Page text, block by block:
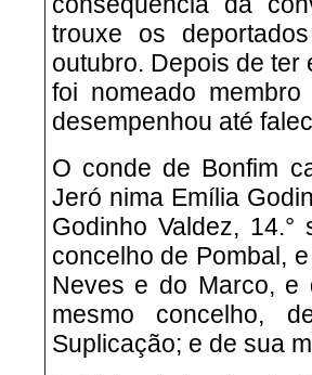
trouxe os
outubro. Depois de ter
foi nomeado
desempenhou até
O conde de Bonfim
Jeró nima Emília
Godinho Valdez,
concelho de Pombal,
Neves e do Marco, e
mesmo concelho,
Suplicação; e de sua